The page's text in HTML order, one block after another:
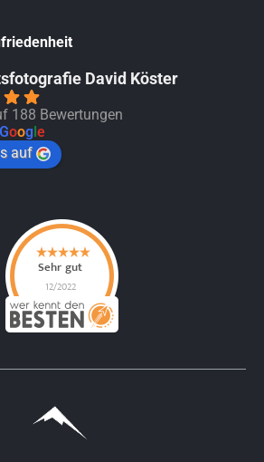
David Köster
188 Bewertungen
Google
auf